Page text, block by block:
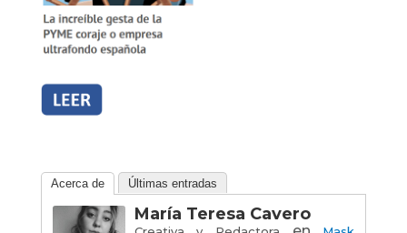
Acerca de Últimas entradas
María Teresa Cavero